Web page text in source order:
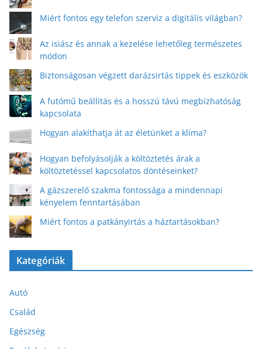
Miért fontos egy telefon szerviz a digitális világban?
Az isiász és annak a kezelése lehetőleg természetes
módon
Biztonságosan végzett darázsirtás tippek és eszközök
A futómű beállítás és a hosszú távú megbízhatóság
kapcsolata
Hogyan alakíthatja át az életünket a klíma?
Hogyan befolyásolják a költöztetés árak a
költöztetéssel kapcsolatos döntéseinket?
A gázszerelő szakma fontossága a mindennapi
kényelem fenntartásában
Miért fontos a patkányirtás a háztartásokban?
Kategóriák
Autó
Család
Egészség